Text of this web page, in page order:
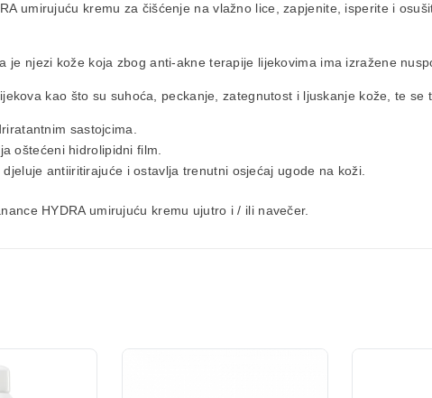
umirujuću kremu za čišćenje na vlažno lice, zapjenite, isperite i
je njezi kože koja zbog anti-akne terapije lijekovima ima izražene
kao što su suhoća, peckanje, zategnutost i ljuskanje kože, te
sastojcima.
oštećeni hidrolipidni film.
antiiritirajuće i ostavlja trenutni osjećaj ugode na koži.
HYDRA umirujuću kremu ujutro i / ili navečer.